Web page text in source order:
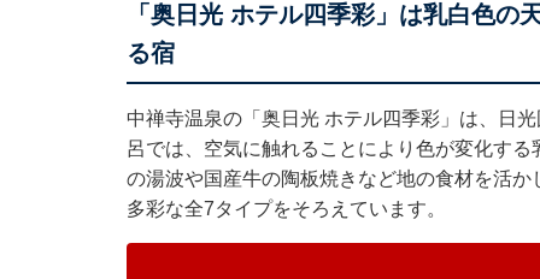
「奥日光 ホテル四季彩」は乳白色の
る宿
中禅寺温泉の「奥日光 ホテル四季彩」は、日
呂では、空気に触れることにより色が変化す
の湯波や国産牛の陶板焼きなど地の食材を活
多彩な全7タイプをそろえています。